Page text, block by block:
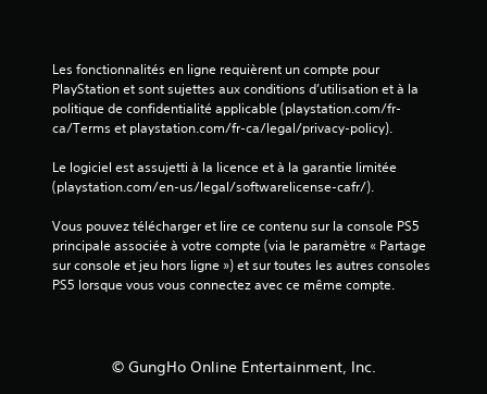
n
t
s
.
J
o
u
a
b
l
n
Les fonctionnalités en ligne requièrent un compte pour
PlayStation et sont sujettes aux conditions d’utilisation et à la
politique de confidentialité applicable (playstation.com/fr-
ca/Terms et playstation.com/fr-ca/legal/privacy-policy).
Le logiciel est assujetti à la licence et à la garantie limitée
(playstation.com/en-us/legal/softwarelicense-cafr/).
Vous pouvez télécharger et lire ce contenu sur la console PS5
principale associée à votre compte (via le paramètre « Partage
sur console et jeu hors ligne ») et sur toutes les autres consoles
PS5 lorsque vous vous connectez avec ce même compte.
© GungHo Online Entertainment, Inc.